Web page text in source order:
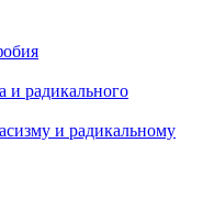
и радикального
и радикальному